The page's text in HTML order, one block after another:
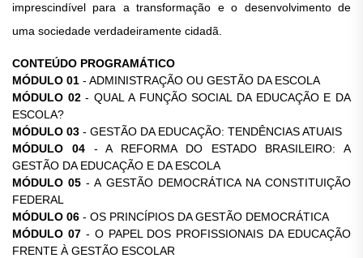
imprescindível para a transformação e o desenvolvimento de
uma sociedade verdadeiramente cidadã.
CONTEÚDO PROGRAMÁTICO
MÓDULO 01 - ADMINISTRAÇÃO OU GESTÃO DA ESCOLA
MÓDULO 02- QUAL A FUNÇÃO SOCIAL DA EDUCAÇÃO E DA
ESCOLA?
MÓDULO 03 - GESTÃO DA EDUCAÇÃO: TENDÊNCIAS ATUAIS
MÓDULO 04- A REFORMA DO ESTADO BRASILEIRO: A
GESTÃO DA EDUCAÇÃO E DA ESCOLA
MÓDULO 05 - A GESTÃO DEMOCRÁTICA NA CONSTITUIÇÃO
FEDERAL
MÓDULO 06 - OS PRINCÍPIOS DA GESTÃO DEMOCRÁTICA
MÓDULO 07- O PAPEL DOS PROFISSIONAIS DA EDUCAÇÃO
FRENTE À GESTÃO ESCOLAR